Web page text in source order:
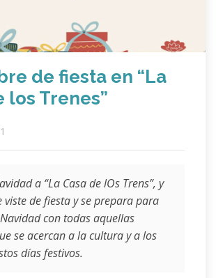
de fiesta en “La
los Trenes”
a “La Casa de lOs Trens”, y
viste de fiesta y se prepara para
con todas aquellas
se acercan a la cultura y a los
días festivos.